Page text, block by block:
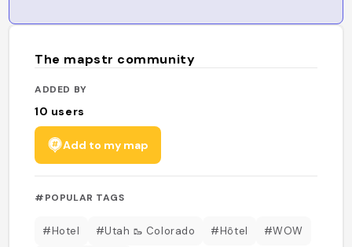
The mapstr community
ADDED BY
10 users
Add to my map
#POPULAR TAGS
#Hotel #Utah 🥾 Colorado #Hôtel #WOW